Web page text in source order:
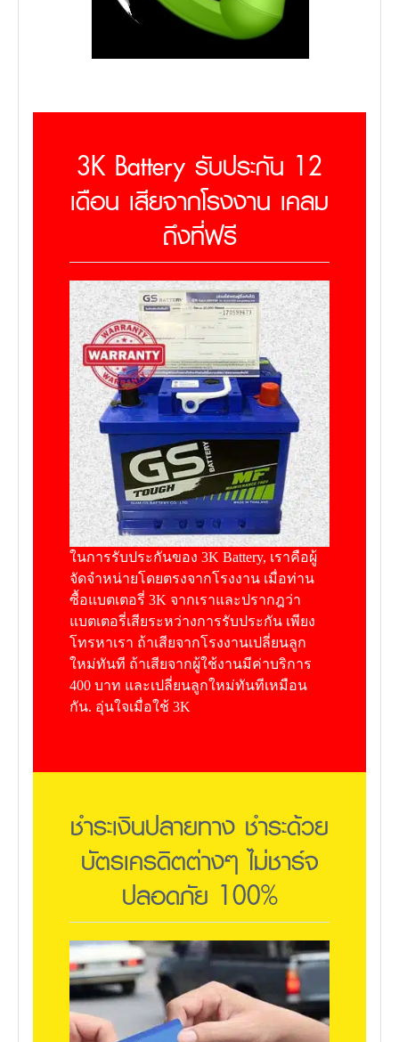
3K Battery รับประกัน 12
เดือน เสียจากโรงงาน เคลม
ถึงที่ฟรี
ในการรับประกันของ 3K Battery, เราคือผู้
จัดจำหน่ายโดยตรงจากโรงงาน เมื่อท่าน
ซื้อแบตเตอรี่ 3K จากเราและปรากฎว่า
แบตเตอรี่เสียระหว่างการรับประกัน เพียง
โทรหาเรา ถ้าเสียจากโรงงานเปลี่ยนลูก
ใหม่ทันที ถ้าเสียจากผู้ใช้งานมีค่าบริการ
400 บาท และเปลี่ยนลูกใหม่ทันทีเหมือน
กัน. อุ่นใจเมื่อใช้ 3K
ชำระเงินปลายทาง ชำระด้วย
บัตรเครดิตต่างๆ ไม่ชาร์จ
ปลอดภัย 100%